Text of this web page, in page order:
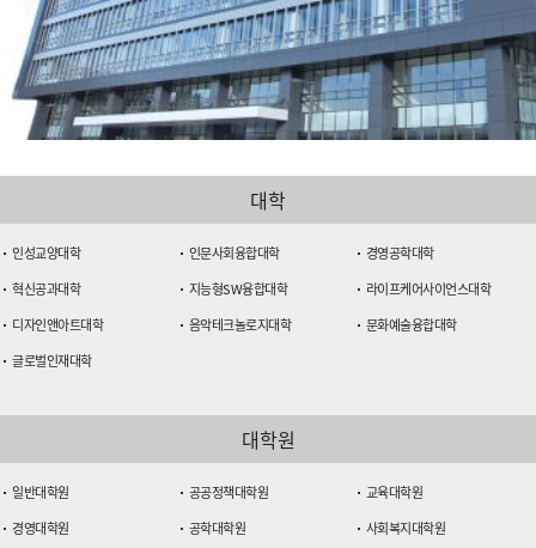
대학
인성교양대학 인문사회융합대학
경영공학대학
혁신공과대학
지능형SW융합대학
라이프케어사이언스대학
디자인앤아트대학
음악테크놀로지대학
문화예술융합대학
글로벌인재대학
대학원
일반대학원 공공정책대학원
교육대학원
경영대학원
공학대학원
사회복지대학원